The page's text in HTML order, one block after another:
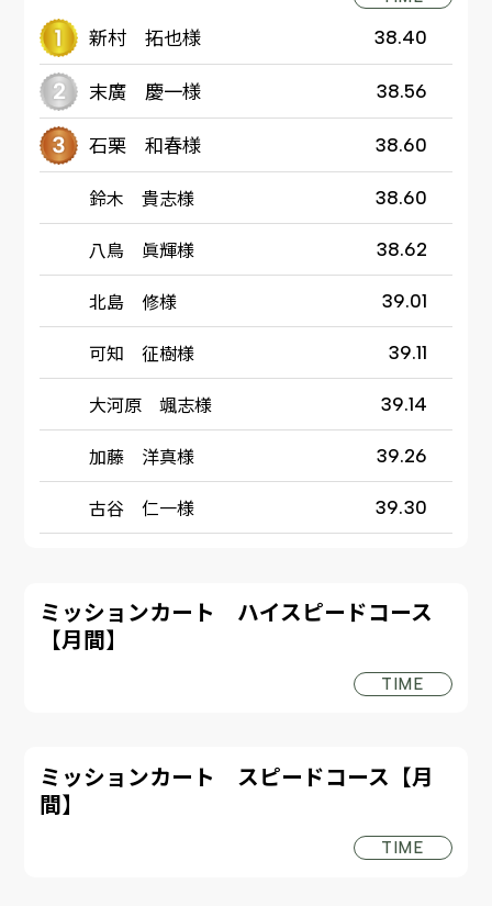
新村 拓也様 38.40
末廣 慶一様 38.56
石栗 和春様 38.60
鈴木 貴志様 38.60
八鳥 眞輝様 38.62
北島 修様 39.01
可知 征樹様 39.11
大河原 颯志様 39.14
加藤 洋真様 39.26
古谷 仁一様 39.30
ミッションカート ハイスピードコース
【月間】
TIME
ミッションカート スピードコース【月
間】
TIME